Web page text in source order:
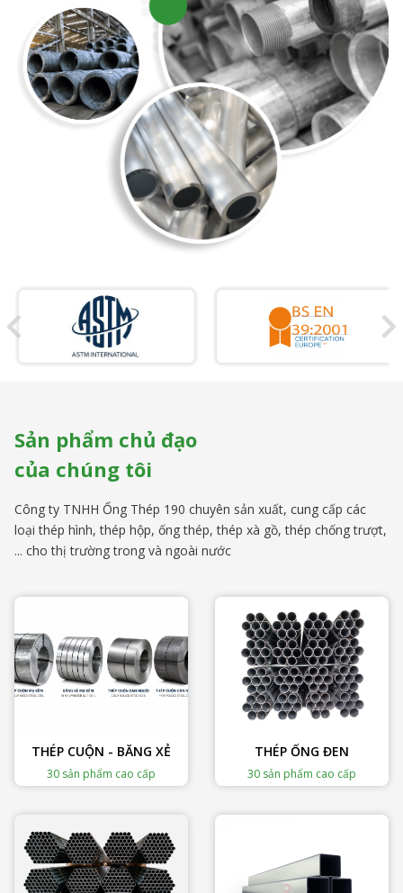
Sản phẩm chủ đạo
của chúng tôi
Công ty TNHH Ống Thép 190 chuyên sản xuất, cung cấp các
loại thép hình, thép hộp, ống thép, thép xà gồ, thép chống trượt,
... cho thị trường trong và ngoài nước
THÉP CUỘN - BĂNG XẺ
30 sản phẩm cao cấp
THÉP ỐNG ĐEN
30 sản phẩm cao cấp